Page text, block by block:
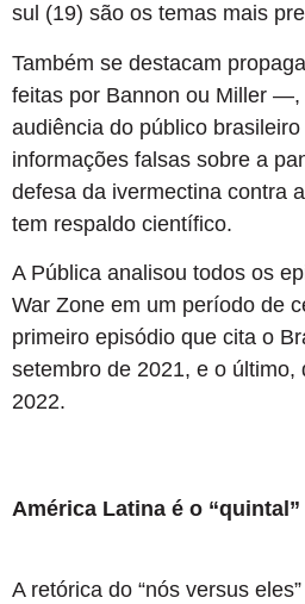
sul (19) são os temas mais
Também se destacam
feitas por Bannon ou Miller —,
audiência do público
informações falsas sobre a
defesa da ivermectina contra
tem respaldo científico.
A Pública analisou todos os
War Zone em um período de
primeiro episódio que cita o
setembro de 2021, e o último,
2022.
América Latina é o
A retórica do “nós versus